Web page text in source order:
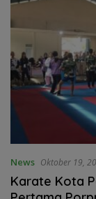
News Oktober 19,
Karate Kota